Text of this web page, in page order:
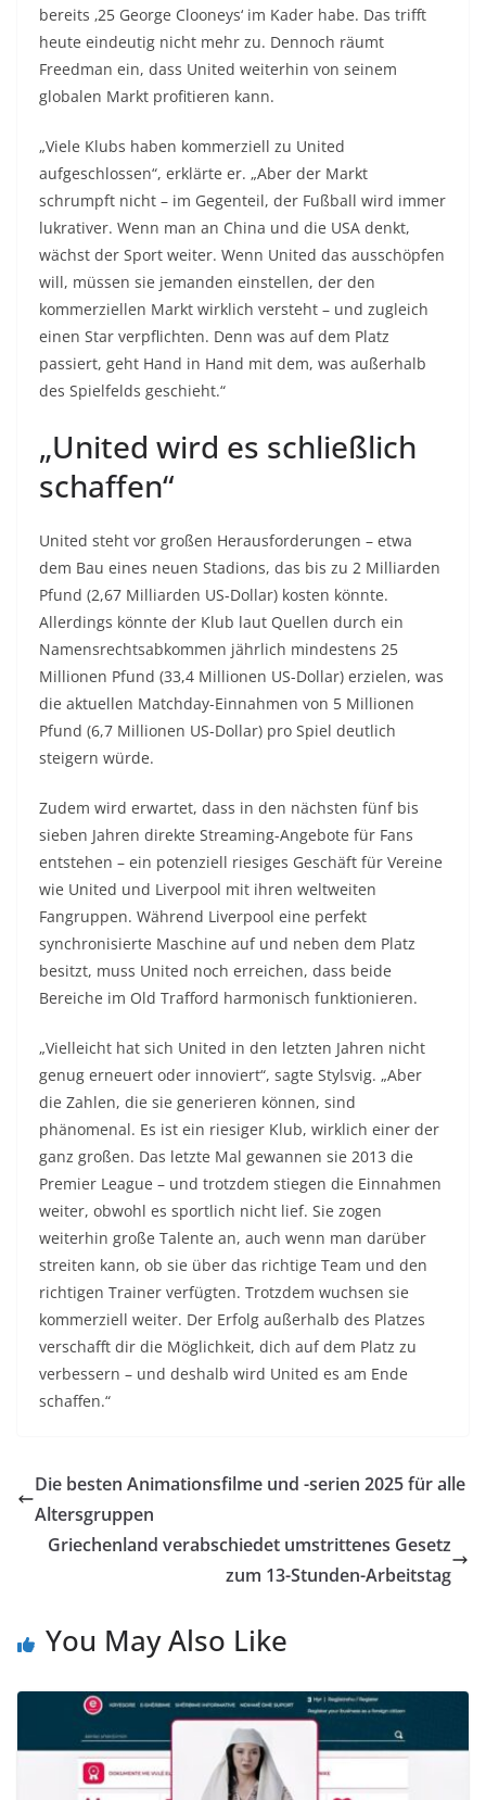
bereits ‚25 George Clooneys‘ im Kader habe. Das trifft
heute eindeutig nicht mehr zu. Dennoch räumt
Freedman ein, dass United weiterhin von seinem
globalen Markt profitieren kann.
„Viele Klubs haben kommerziell zu United
aufgeschlossen“, erklärte er. „Aber der Markt
schrumpft nicht – im Gegenteil, der Fußball wird immer
lukrativer. Wenn man an China und die USA denkt,
wächst der Sport weiter. Wenn United das ausschöpfen
will, müssen sie jemanden einstellen, der den
kommerziellen Markt wirklich versteht – und zugleich
einen Star verpflichten. Denn was auf dem Platz
passiert, geht Hand in Hand mit dem, was außerhalb
des Spielfelds geschieht.“
„United wird es schließlich
schaffen“
United steht vor großen Herausforderungen – etwa
dem Bau eines neuen Stadions, das bis zu 2 Milliarden
Pfund (2,67 Milliarden US-Dollar) kosten könnte.
Allerdings könnte der Klub laut Quellen durch ein
Namensrechtsabkommen jährlich mindestens 25
Millionen Pfund (33,4 Millionen US-Dollar) erzielen, was
die aktuellen Matchday-Einnahmen von 5 Millionen
Pfund (6,7 Millionen US-Dollar) pro Spiel deutlich
steigern würde.
Zudem wird erwartet, dass in den nächsten fünf bis
sieben Jahren direkte Streaming-Angebote für Fans
entstehen – ein potenziell riesiges Geschäft für Vereine
wie United und Liverpool mit ihren weltweiten
Fangruppen. Während Liverpool eine perfekt
synchronisierte Maschine auf und neben dem Platz
besitzt, muss United noch erreichen, dass beide
Bereiche im Old Trafford harmonisch funktionieren.
„Vielleicht hat sich United in den letzten Jahren nicht
genug erneuert oder innoviert“, sagte Stylsvig. „Aber
die Zahlen, die sie generieren können, sind
phänomenal. Es ist ein riesiger Klub, wirklich einer der
ganz großen. Das letzte Mal gewannen sie 2013 die
Premier League – und trotzdem stiegen die Einnahmen
weiter, obwohl es sportlich nicht lief. Sie zogen
weiterhin große Talente an, auch wenn man darüber
streiten kann, ob sie über das richtige Team und den
richtigen Trainer verfügten. Trotzdem wuchsen sie
kommerziell weiter. Der Erfolg außerhalb des Platzes
verschafft dir die Möglichkeit, dich auf dem Platz zu
verbessern – und deshalb wird United es am Ende
schaffen.“
Die besten Animationsfilme und -serien 2025 für alle
Altersgruppen
Griechenland verabschiedet umstrittenes Gesetz
zum 13-Stunden-Arbeitstag
You May Also Like